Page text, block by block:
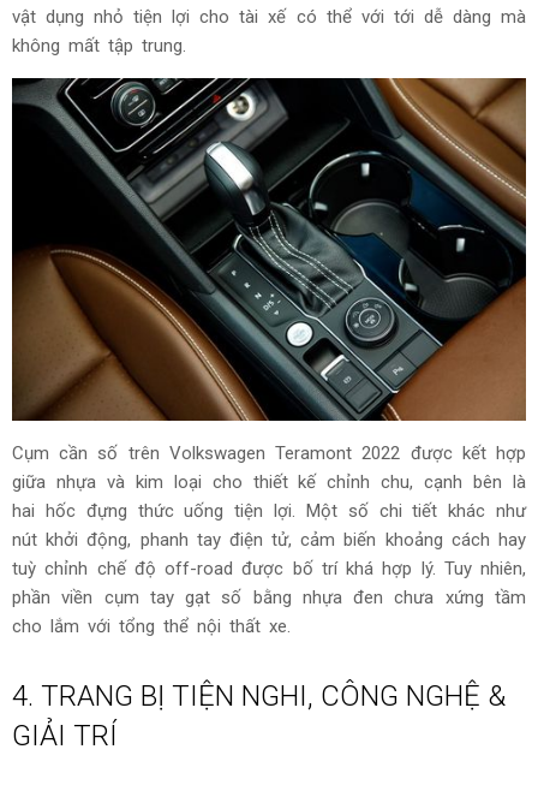
vật dụng nhỏ tiện lợi cho tài xế có thể với tới dễ dàng mà
không mất tập trung.
Cụm cần số trên Volkswagen Teramont 2022 được kết hợp
giữa nhựa và kim loại cho thiết kế chỉnh chu, cạnh bên là
hai hốc đựng thức uống tiện lợi. Một số chi tiết khác như
nút khởi động, phanh tay điện tử, cảm biến khoảng cách hay
tuỳ chỉnh chế độ off-road được bố trí khá hợp lý. Tuy nhiên,
phần viền cụm tay gạt số bằng nhựa đen chưa xứng tầm
cho lắm với tổng thể nội thất xe.
4. TRANG BỊ TIỆN NGHI, CÔNG NGHỆ &
GIẢI TRÍ